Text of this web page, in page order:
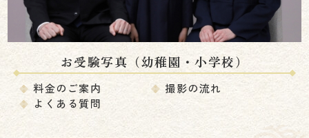
お受験写真（幼稚園・小学校）
料金のご案内
撮影の流れ
よくある質問